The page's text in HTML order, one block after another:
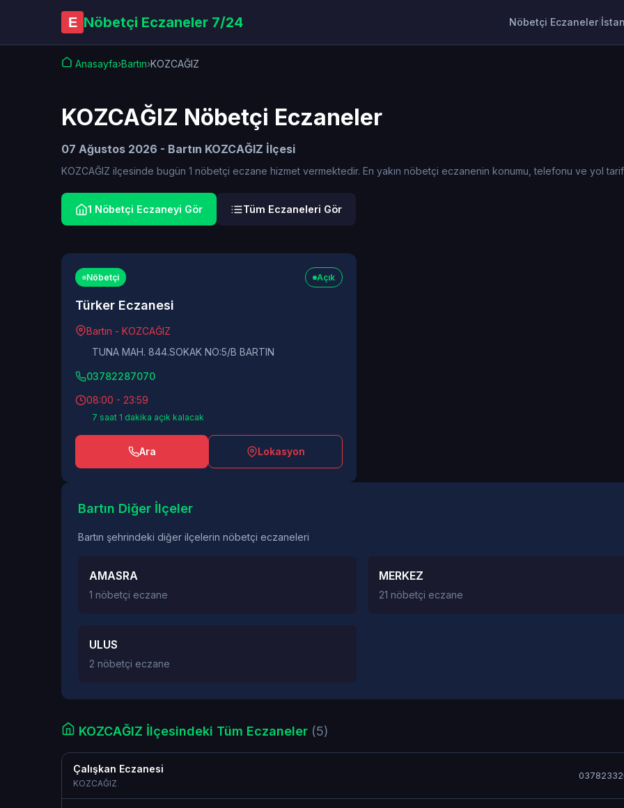
E Nöbetçi Eczaneler 7/24 Nöbetçi Eczaneler
Anasayfa›Bartın›KOZCAĞIZ
KOZCAĞIZ Nöbetçi Eczaneler
07 Ağustos 2026 - Bartın KOZCAĞIZ İlçesi
KOZCAĞIZ ilçesinde bugün 1 nöbetçi eczane hizmet vermektedir. En yakın nöbetçi eczanenin konumu, telefonu ve yol
1 Nöbetçi Eczaneyi Gör Tüm Eczaneleri Gör
Nöbetçi Açık
Türker Eczanesi
Bartın - KOZCAĞIZ
TUNA MAH. 844.SOKAK NO:5/B BARTIN
03782287070
08:00 - 23:59
7 saat 1 dakika açık kalacak
Ara Lokasyon
Bartın Diğer İlçeler
Bartın şehrindeki diğer ilçelerin nöbetçi eczaneleri
AMASRA
1 nöbetçi eczane
MERKEZ
21 nöbetçi eczane
ULUS
2 nöbetçi eczane
KOZCAĞIZ İlçesindeki Tüm Eczaneler (5)
Çalışkan Eczanesi
KOZCAĞIZ